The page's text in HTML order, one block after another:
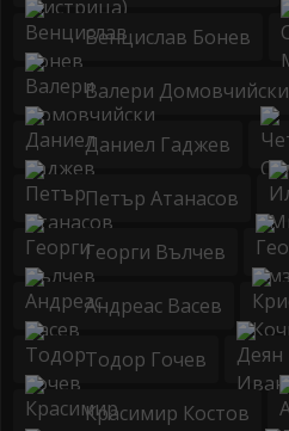
Венцислав Бонев
Валери Домовчийски
Даниел Гаджев
Петър Атанасов
Георги Вълчев
Андреас Васев
Тодор Гочев
Красимир Костов